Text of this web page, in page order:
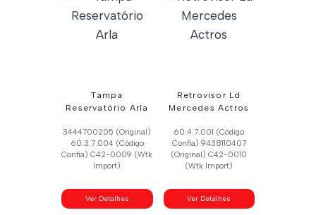
Tampa
Reservatório Arla
3444700205 (Original)
60.3.7.004 (Código
Confia) C42-0009 (Wtk
Import)
Ver Detalhes
Retrovisor Ld
Mercedes Actros
60.4.7.001 (Código
Confia) 9438110407
(Original) C42-0010
(Wtk Import)
Ver Detalhes